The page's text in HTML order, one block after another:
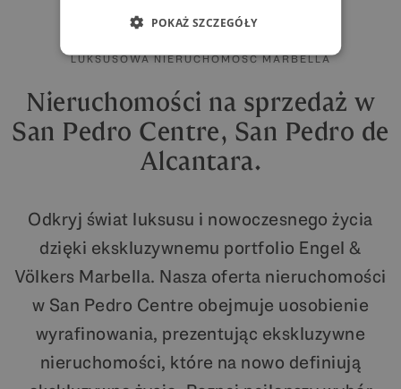
LUKSUSOWA NIERUCHOMOŚĆ MARBELLA
Nieruchomości na sprzedaż w
San Pedro Centre, San Pedro de
Alcantara.
Odkryj świat luksusu i nowoczesnego życia
dzięki ekskluzywnemu portfolio Engel &
Völkers Marbella. Nasza oferta nieruchomości
w San Pedro Centre obejmuje uosobienie
wyrafinowania, prezentując ekskluzywne
nieruchomości, które na nowo definiują
POKAŻ SZCZEGÓŁY